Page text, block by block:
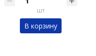
шт
В корзину